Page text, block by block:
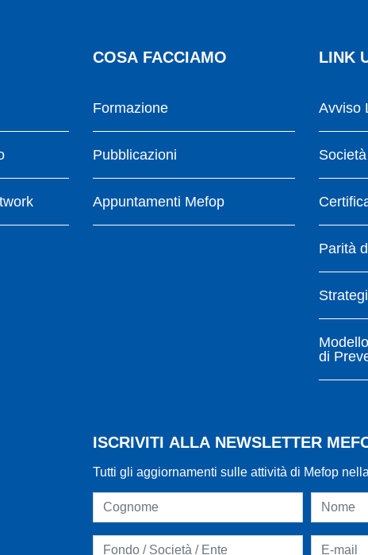
COSA FACCIAMO
Formazione
Pubblicazioni
Appuntamenti Mefop
LINK
Avviso
Parità
di
ISCRIVITI ALLA NEWSLETTER
Tutti gli aggiornamenti sulle attività di Mefop